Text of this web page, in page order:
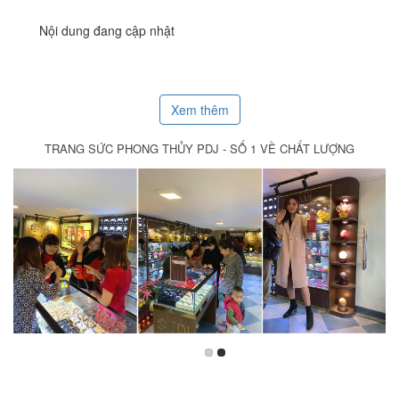
Nội dung đang cập nhật
Xem thêm
TRANG SỨC PHONG THỦY PDJ - SỐ 1 VỀ CHẤT LƯỢNG